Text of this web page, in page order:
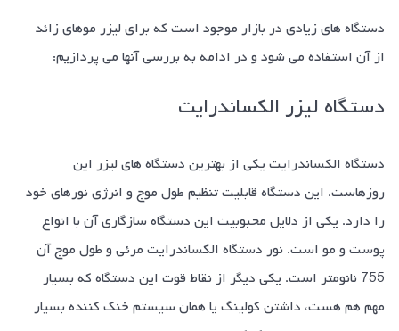
دستگاه های زیادی در بازار موجود است که برای لیزر موهای زائد
از آن استفاده می شود و در ادامه به بررسی آنها می پردازیم:
دستگاه لیزر الکساندرایت
دستگاه الکساندرایت یکی از بهترین دستگاه های لیزر این
روزهاست. این دستگاه قابلیت تنظیم طول موج و انرژی نورهای خود
را دارد. یکی از دلایل محبوبیت این دستگاه سازگاری آن با انواع
پوست و مو است. نور دستگاه الکساندرایت مرئی و طول موج آن
755 نانومتر است. یکی دیگر از نقاط قوت این دستگاه که بسیار
مهم هم هست، داشتن کولینگ یا همان سیستم خنک کننده بسیار